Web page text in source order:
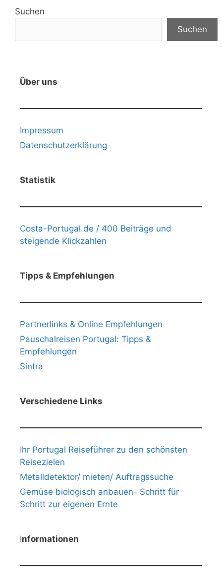
Suchen
Suchen
Über uns
Impressum
Datenschutzerklärung
Statistik
Costa-Portugal.de / 400 Beiträge und
steigende Klickzahlen
Tipps & Empfehlungen
Partnerlinks & Online Empfehlungen
Pauschalreisen Portugal: Tipps &
Empfehlungen
Sintra
Verschiedene Links
Ihr Portugal Reiseführer zu den schönsten
Reisezielen
Metalldetektor/ mieten/ Auftragssuche
Gemüse biologisch anbauen- Schritt für
Schritt zur eigenen Ernte
Informationen